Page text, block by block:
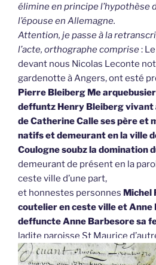
élimine en principe l’hypothèse
l’épouse en Allemagne.
Attention, je passe à la
l’acte, orthographe comprise:
devant nous Nicolas Leconte
gardenotte à Angers, ont esté
Pierre Bleiberg Me
deffuntz Henry Bleiberg vivant
de Catherine Calle ses père et
natifs et demeurant en la ville
Coulogne soubz la domination
demeurant de présent en la
ceste ville d’une part,
et honnestes personnes Michel
coutelier en ceste ville et Anne
deffuncte Anne Barbesore sa
ladite paroisse St Maurice